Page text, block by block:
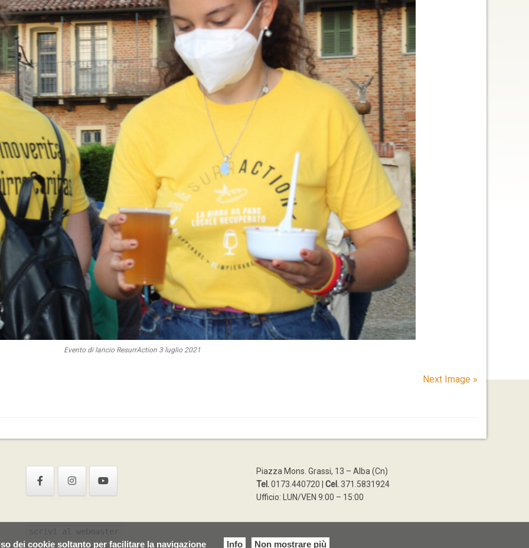
dei cookie soltanto per facilitare la navigazione Info Non mostrare più
Evento di lancio ResurrAction 3 luglio 2021
Next Image »
Piazza Mons. Grassi, 13 – Alba (Cn)
Tel.0173.440720 |Cel.371.5831924
Ufficio: LUN/VEN 9:00 – 15:00